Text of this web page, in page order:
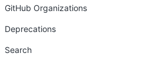
GitHub Organizations
Deprecations
Search